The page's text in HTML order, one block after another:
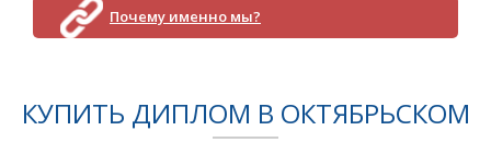
Почему именно мы?
КУПИТЬ ДИПЛОМ В ОКТЯБРЬСКОМ